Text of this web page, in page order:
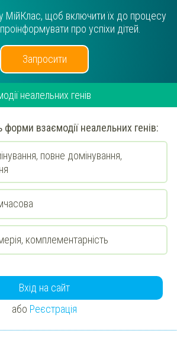
у МійКлас, щоб включити їх до процесу
про успіхи дітей.
Запросити
неалельних генів
форми взаємодії неалельних генів:
повне домінування,
комплементарність
Вхід на сайт
або Реєстрація